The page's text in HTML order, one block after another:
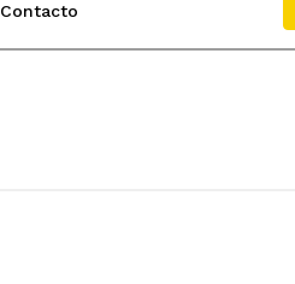
Contacto